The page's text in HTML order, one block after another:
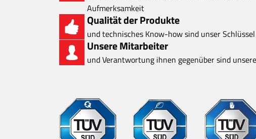
Aufmerksamkeit
Qualität der Produkte
und technisches Know-how sind unser
Unsere Mitarbeiter
und Verantwortung ihnen gegenüber sind